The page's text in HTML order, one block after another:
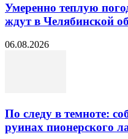
Умеренно теплую
ждут в Челябинской
06.08.2026
По следу в темноте:
руинах пионерского